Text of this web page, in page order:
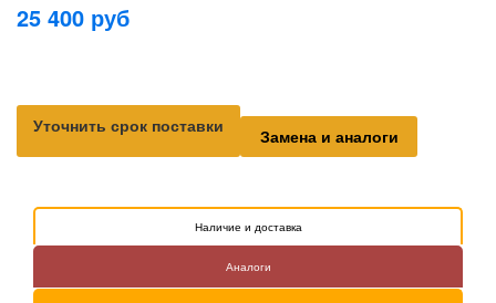
25 400 руб
Уточнить срок поставки Замена и аналоги
Наличие и доставка
Аналоги